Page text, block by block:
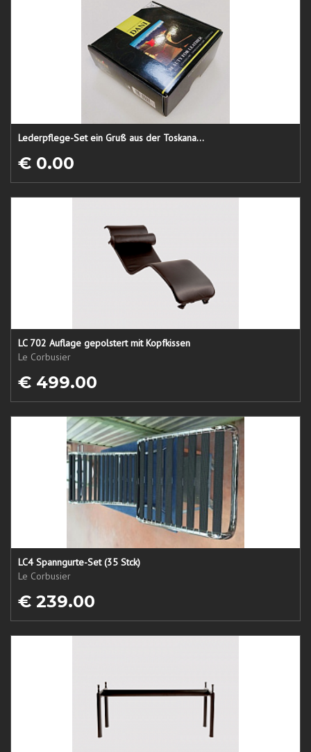
Lederpflege-Set ein Gruß aus der Toskana...
€ 0.00
LC 702 Auflage gepolstert mit Kopfkissen
Le Corbusier
€ 499.00
LC4 Spanngurte-Set (35 Stck)
Le Corbusier
€ 239.00